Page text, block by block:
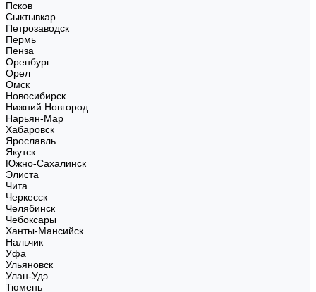
Псков
Сыктывкар
Петрозаводск
Пермь
Пенза
Оренбург
Орел
Омск
Новосибирск
Нижний Новгород
Нарьян-Мар
Хабаровск
Ярославль
Якутск
Южно-Сахалинск
Элиста
Чита
Черкесск
Челябинск
Чебоксары
Ханты-Мансийск
Нальчик
Уфа
Ульяновск
Улан-Удэ
Тюмень